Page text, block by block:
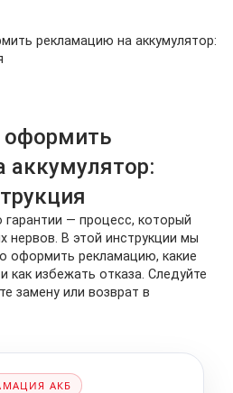
рекламацию на аккумулятор:
оформить
аккумулятор:
гарантии — процесс, который
нервов. В этой инструкции мы
оформить рекламацию, какие
как избежать отказа. Следуйте
замену или возврат в
АКБ